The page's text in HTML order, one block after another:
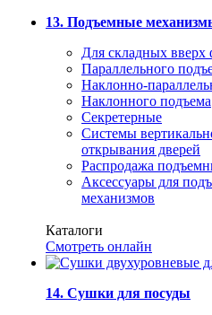
13. Подъемные
Для складных вверх
Параллельного
Наклонно-
Наклонного подъема
Секретерные
Системы
открывания дверей
Распродажа
Аксессуары для
механизмов
Каталоги
Смотреть онлайн
14. Сушки для посуды